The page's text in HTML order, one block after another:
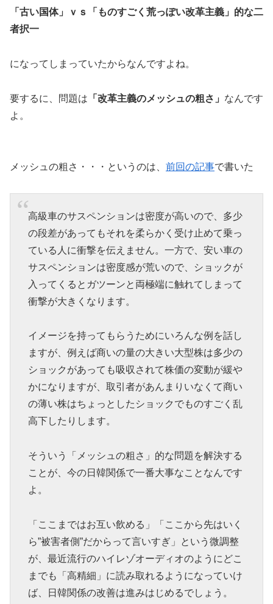
「古い国体」ｖｓ「ものすごく荒っぽい改革主義」的な二
者択一
になってしまっていたからなんですよね。
要するに、問題は 「改革主義のメッシュの粗さ」 なんです
よ。
メッシュの粗さ・・・というのは、 前回の記事で書いた
高級車のサスペンションは密度が高いので、多少
の段差があってもそれを柔らかく受け止めて乗っ
ている人に衝撃を伝えません。一方で、安い車の
サスペンションは密度感が荒いので、ショックが
入ってくるとガツーンと両極端に触れてしまって
衝撃が大きくなります。
イメージを持ってもらうためにいろんな例を話し
ますが、例えば商いの量の大きい大型株は多少の
ショックがあっても吸収されて株価の変動が緩や
かになりますが、取引者があんまりいなくて商い
の薄い株はちょっとしたショックでものすごく乱
高下したりします。
そういう「メッシュの粗さ」的な問題を解決する
ことが、今の日韓関係で一番大事なことなんです
よ。
「ここまではお互い飲める」「ここから先はいく
ら”被害者側”だからって言いすぎ」という微調整
が、最近流行のハイレゾオーディオのようにどこ
までも「高精細」に読み取れるようになっていけ
ば、日韓関係の改善は進みはじめるでしょう。